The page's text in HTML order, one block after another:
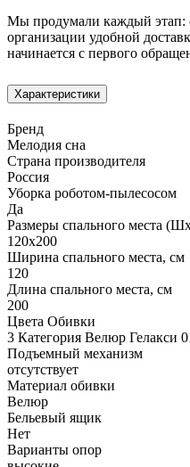
Мы продумали каждый этап:
организации удобной
начинается с первого
Характеристики
Бренд
Мелодия сна
Страна производителя
Россия
Уборка роботом-пылесосом
Да
Размеры спального места
120х200
Ширина спального места, см
120
Длина спального места, см
200
Цвета Обивки
3 Категория Велюр Гелакси
Подъемный механизм
отсутствует
Материал обивки
Велюр
Бельевый ящик
Нет
Варианты опор